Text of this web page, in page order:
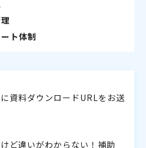
ト体制
資料ダウンロードURLをお送
ど違いがわからない！補助